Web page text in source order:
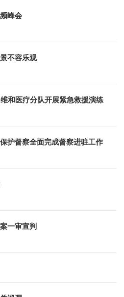
峰会
不容乐观
和医疗分队开展紧急救援演练
护督察全面完成督察进驻工作
一审宣判